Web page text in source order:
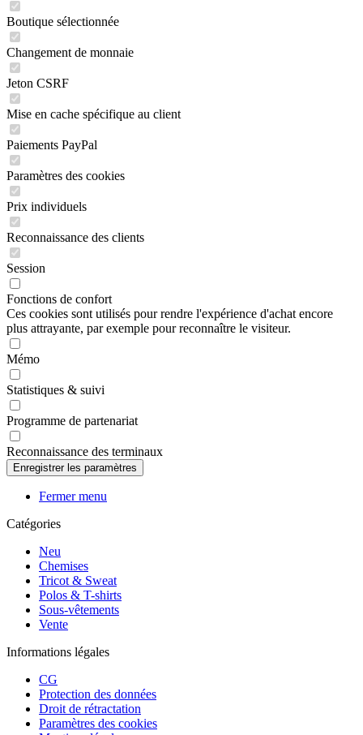
Boutique sélectionnée
Changement de monnaie
Jeton CSRF
Mise en cache spécifique au client
Paiements PayPal
Paramètres des cookies
Prix individuels
Reconnaissance des clients
Session
Fonctions de confort
Ces cookies sont utilisés pour rendre l'expérience d'achat encore
plus attrayante, par exemple pour reconnaître le visiteur.
Mémo
Statistiques & suivi
Programme de partenariat
Reconnaissance des terminaux
Fermer menu
Catégories
Neu
Chemises
Tricot & Sweat
Polos & T-shirts
Sous-vêtements
Vente
Informations légales
CG
Protection des données
Droit de rétractation
Paramètres des cookies